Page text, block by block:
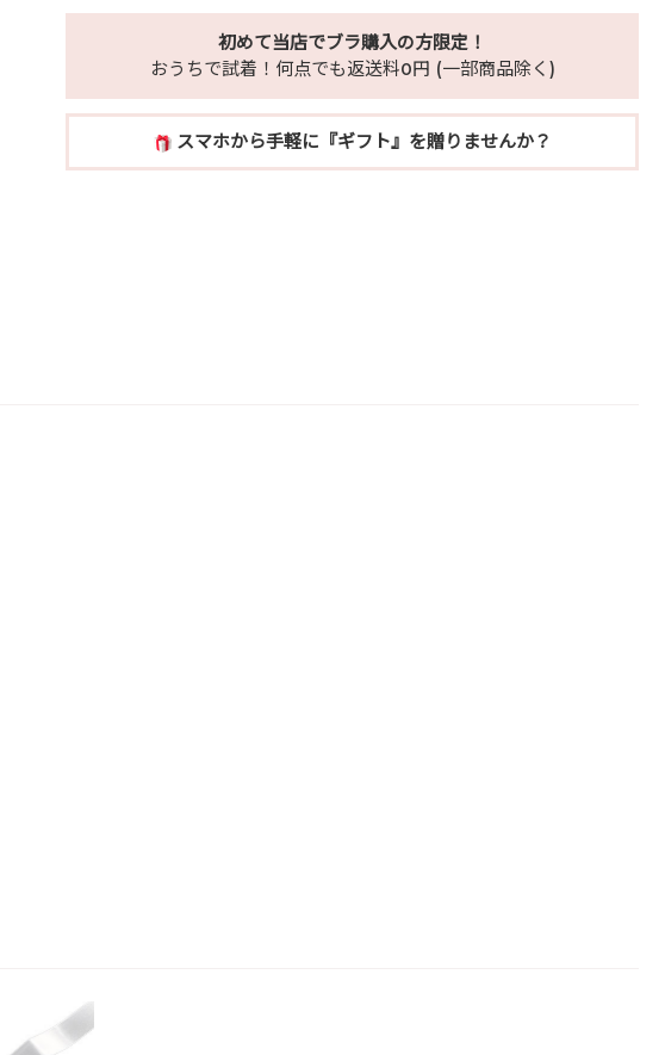
初めて当店でブラ購入の方限定！
おうちで試着！何点でも返送料0円 (一部商品除く)
スマホから手軽に『ギフト』を贈りませんか？